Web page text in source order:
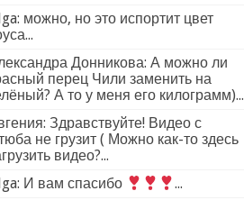
можно, но это испортит цвет
Донникова: А можно ли
перец Чили заменить на
А то у меня его килограмм)...
Здравствуйте! Видео с
не грузит ( Можно как-то здесь
видео?...
И вам спасибо
...